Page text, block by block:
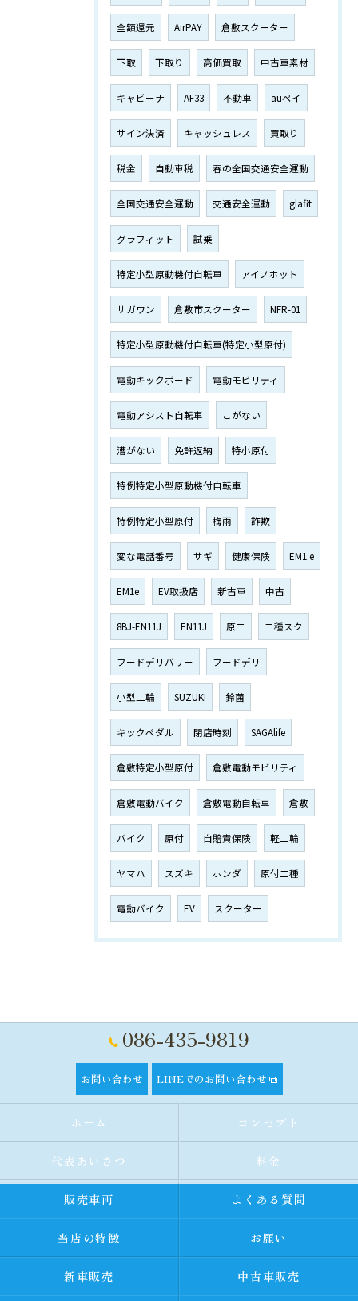
全額還元 AirPAY 倉敷スクーター
下取 下取り 高価買取 中古車素材
キャビーナ AF33 不動車 auペイ
サイン決済 キャッシュレス 買取り
税金 自動車税 春の全国交通安全運動
全国交通安全運動 交通安全運動 glafit
グラフィット 試乗
特定小型原動機付自転車 アイノホット
サガワン 倉敷市スクーター NFR-01
特定小型原動機付自転車(特定小型原付)
電動キックボード 電動モビリティ
電動アシスト自転車 こがない
漕がない 免許返納 特小原付
特例特定小型原動機付自転車
特例特定小型原付 梅雨 詐欺
変な電話番号 サギ 健康保険 EM1:e
EM1e EV取扱店 新古車 中古
8BJ-EN11J EN11J 原二 二種スク
フードデリバリー フードデリ
小型二輪 SUZUKI 鈴菌
キックペダル 閉店時刻 SAGAlife
倉敷特定小型原付 倉敷電動モビリティ
倉敷電動バイク 倉敷電動自転車 倉敷
バイク 原付 自賠責保険 軽二輪
ヤマハ スズキ ホンダ 原付二種
電動バイク EV スクーター
086-435-9819
お問い合わせ LINEでのお問い合わせ
ホーム コンセプト
代表あいさつ 料金
販売車両 よくある質問
当店の特徴 お願い
新車販売 中古車販売